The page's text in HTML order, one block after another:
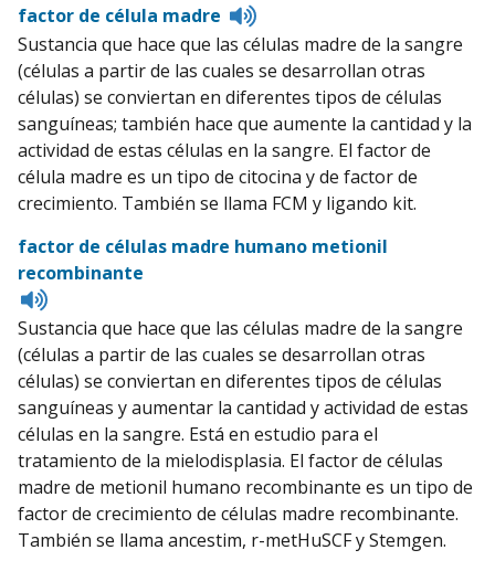
factor de célula madre
Listen
to
pronunciation
Sustancia que hace que las células madre de la sangre
(células a partir de las cuales se desarrollan otras
células) se conviertan en diferentes tipos de células
sanguíneas; también hace que aumente la cantidad y la
actividad de estas células en la sangre. El factor de
célula madre es un tipo de citocina y de factor de
crecimiento. También se llama FCM y ligando kit.
factor de células madre humano metionil
recombinante
Listen
to
pronunciation
Sustancia que hace que las células madre de la sangre
(células a partir de las cuales se desarrollan otras
células) se conviertan en diferentes tipos de células
sanguíneas y aumentar la cantidad y actividad de estas
células en la sangre. Está en estudio para el
tratamiento de la mielodisplasia. El factor de células
madre de metionil humano recombinante es un tipo de
factor de crecimiento de células madre recombinante.
También se llama ancestim, r-metHuSCF y Stemgen.